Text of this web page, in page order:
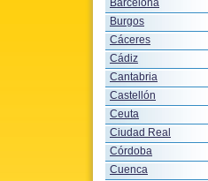
Barcelona
Burgos
Cáceres
Cádiz
Cantabria
Castellón
Ceuta
Ciudad Real
Córdoba
Cuenca